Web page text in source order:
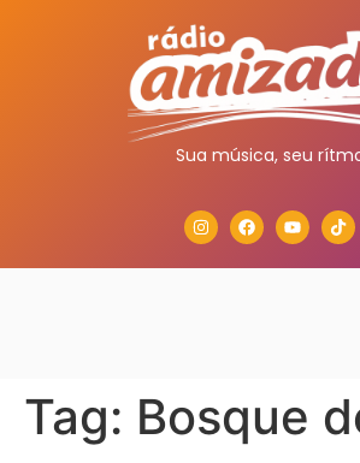
Sua música, seu
Tag: Bosque